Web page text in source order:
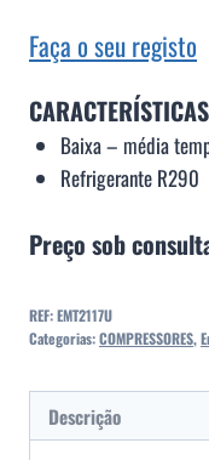
Faça o seu registo
CARACTERÍSTICAS
Baixa – média
Refrigerante R290
Preço sob
REF:EMT2117U
Categorias:COMPRESSORES,
Descrição